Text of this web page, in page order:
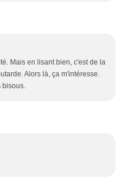
Mais en lisant bien, c'est de la
Alors là, ça m'intéresse.
bisous.